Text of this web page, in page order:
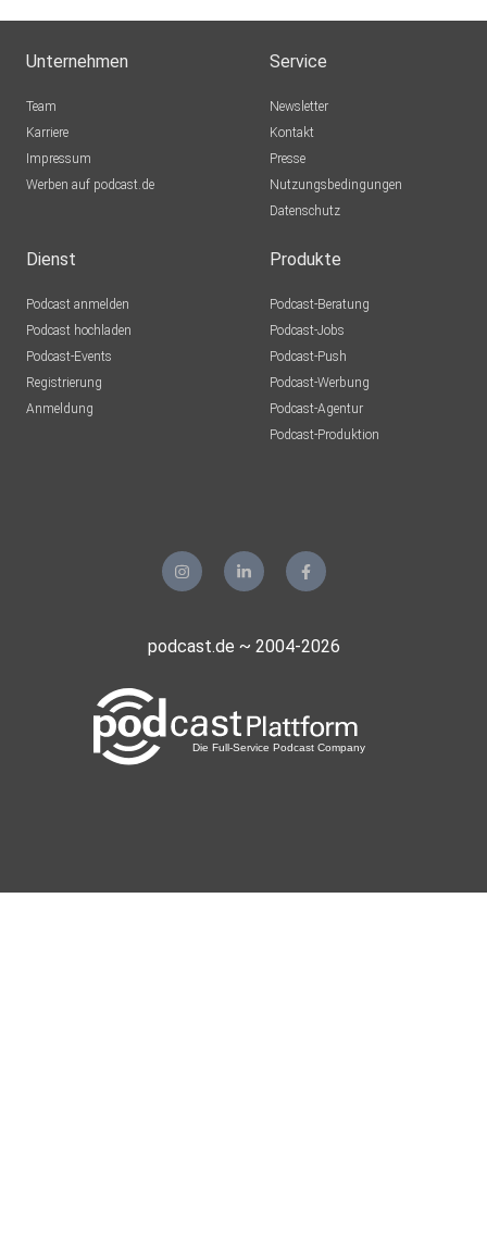
Unternehmen
Team
Karriere
Impressum
Werben auf podcast.de
Service
Newsletter
Kontakt
Presse
Nutzungsbedingungen
Datenschutz
Dienst
Podcast anmelden
Podcast hochladen
Podcast-Events
Registrierung
Anmeldung
Produkte
Podcast-Beratung
Podcast-Jobs
Podcast-Push
Podcast-Werbung
Podcast-Agentur
Podcast-Produktion
podcast.de ~ 2004-2026